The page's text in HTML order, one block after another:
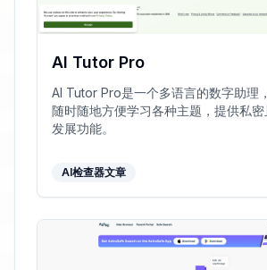
AI Tutor Pro
AI Tutor Pro是一个多语言的数字助理
随时随地方便学习各种主题，提供私
发展功能。
AI检查器文章